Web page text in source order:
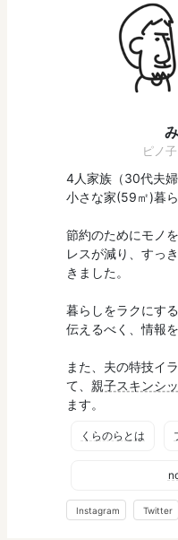
ピノ
4人家族（30代夫婦
小さな家(59㎡)暮ら
節約のためにモノ
レスが減り、すっ
きました。
暮らしをラクにす
伝えるべく、情報
また、夫の特技イ
て、 親子スキンシ
ます。
くらのらとは
Instagram Twitter